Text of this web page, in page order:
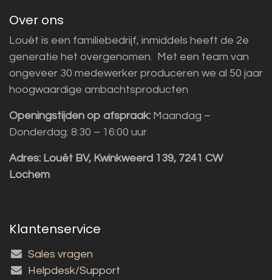
Over ons
Louët is een familiebedrijf, inmiddels heeft de 2e
generatie het overgenomen. Met een team van
ongeveer 30 medewerker produceren we al 50 jaar
hoogwaardige ambachtsproducten
Openingstijden op afspraak: Maandag –
Donderdag: 8:30 – 16:00 uur
Adres: Louët BV, Kwinkweerd 139, 7241 CW
Lochem
Klantenservice
Sales vragen
Helpdesk/Support